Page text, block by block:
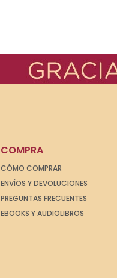
COMPRA
CÓMO COMPRAR
ENVÍOS Y DEVOLUCIONES
PREGUNTAS FRECUENTES
EBOOKS Y AUDIOLIBROS